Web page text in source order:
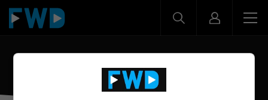
Somfy Outdoor Camera